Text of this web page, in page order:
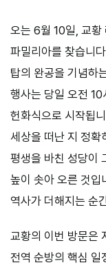
오는 6월 10일, 교
파밀리아를 찾습니
탑의 완공을 기념하
행사는 당일 오전
헌화식으로 시작됩
세상을 떠난 지 정확
평생을 바친 성당이
높이 솟아 오른 것입
역사가 더해지는 순
교황의 이번 방문은
전역 순방의 핵심 일